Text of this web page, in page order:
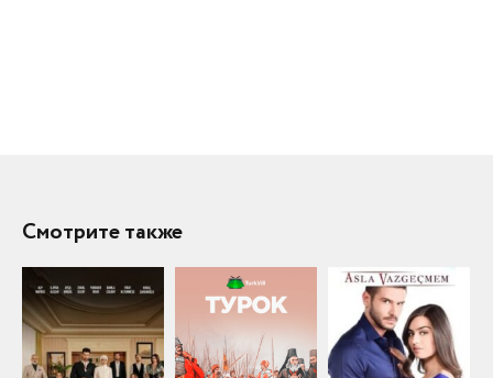
Смотрите также